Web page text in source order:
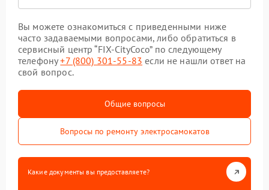
Вы можете ознакомиться с приведенными ниже
часто задаваемыми вопросами, либо обратиться в
сервисный центр “FIX-CityCoco” по следующему
телефону+7 (800) 301-55-83 если не нашли ответ на
свой вопрос.
Общие вопросы
Вопросы по ремонту электросамокатов
Какие документы вы предоставляете?